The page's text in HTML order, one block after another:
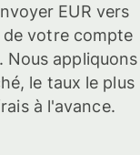
EUR vers
votre compte
. Nous appliquons
le taux le plus
à l'avance.